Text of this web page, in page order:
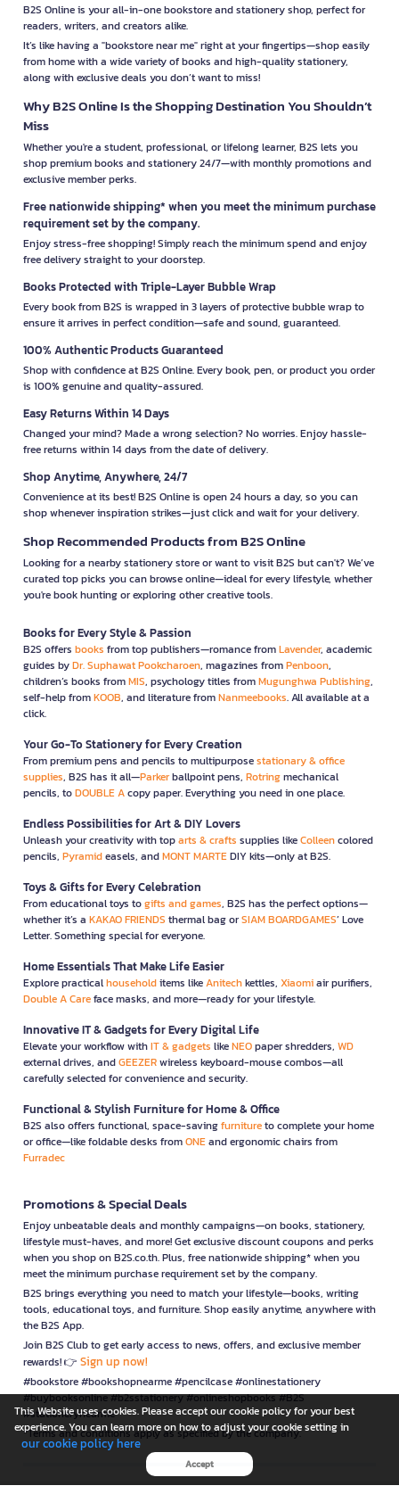
B2S Online is your all-in-one bookstore and stationery shop, perfect for
readers, writers, and creators alike.
It’s like having a "bookstore near me" right at your fingertips—shop easily
from home with a wide variety of books and high-quality stationery,
along with exclusive deals you don’t want to miss!
Why B2S Online Is the Shopping Destination You Shouldn’t
Miss
Whether you're a student, professional, or lifelong learner, B2S lets you
shop premium books and stationery 24/7—with monthly promotions and
exclusive member perks.
Free nationwide shipping* when you meet the minimum purchase
requirement set by the company.
Enjoy stress-free shopping! Simply reach the minimum spend and enjoy
free delivery straight to your doorstep.
Books Protected with Triple-Layer Bubble Wrap
Every book from B2S is wrapped in 3 layers of protective bubble wrap to
ensure it arrives in perfect condition—safe and sound, guaranteed.
100% Authentic Products Guaranteed
Shop with confidence at B2S Online. Every book, pen, or product you order
is 100% genuine and quality-assured.
Easy Returns Within 14 Days
Changed your mind? Made a wrong selection? No worries. Enjoy hassle-
free returns within 14 days from the date of delivery.
Shop Anytime, Anywhere, 24/7
Convenience at its best! B2S Online is open 24 hours a day, so you can
shop whenever inspiration strikes—just click and wait for your delivery.
Shop Recommended Products from B2S Online
Looking for a nearby stationery store or want to visit B2S but can't? We’ve
curated top picks you can browse online—ideal for every lifestyle, whether
you're book hunting or exploring other creative tools.
Books for Every Style & Passion
B2S offers books from top publishers—romance fromLavender, academic
guides byDr. Suphawat Pookcharoen, magazines fromPenboon,
children’s books fromMIS, psychology titles fromMugunghwa Publishing,
self-help fromKOOB, and literature fromNanmeebooks. All available at a
click.
Your Go-To Stationery for Every Creation
From premium pens and pencils to multipurposestationary & office
supplies, B2S has it all—Parkerballpoint pens, Rotringmechanical
pencils, toDOUBLE Acopy paper. Everything you need in one place.
Endless Possibilities for Art & DIY Lovers
Unleash your creativity with toparts & crafts supplies likeColleencolored
pencils, Pyramideasels, andMONT MARTEDIY kits—only at B2S.
Toys & Gifts for Every Celebration
From educational toys togifts and games, B2S has the perfect options—
whether it’s a KAKAO FRIENDS thermal bag orSIAM BOARDGAMES’ Love
Letter. Something special for everyone.
Home Essentials That Make Life Easier
Explore practicalhouseholditems likeAnitechkettles, Xiaomiair purifiers,
Double A Careface masks, and more—ready for your lifestyle.
Innovative IT & Gadgets for Every Digital Life
Elevate your workflow withIT & gadgets likeNEOpaper shredders, WD
external drives, andGEEZERwireless keyboard-mouse combos—all
carefully selected for convenience and security.
Functional & Stylish Furniture for Home & Office
B2S also offers functional, space-savingfurnitureto complete your home
or office—like foldable desks fromONEand ergonomic chairs from
Furradec
Promotions & Special Deals
Enjoy unbeatable deals and monthly campaigns—on books, stationery,
lifestyle must-haves, and more! Get exclusive discount coupons and perks
when you shop on B2S.co.th. Plus, free nationwide shipping* when you
meet the minimum purchase requirement set by the company.
B2S brings everything you need to match your lifestyle—books, writing
tools, educational toys, and furniture. Shop easily anytime, anywhere with
the B2S App.
Join B2S Club to get early access to news, offers, and exclusive member
rewards! 👉 Sign up now!
#bookstore #bookshopnearme #pencilcase #onlinestationery
#buybooksonline #b2sstationery #onlineshopbooks #B2S
#stationerynearme
*Terms and conditions apply as specified by the company.
This Website uses cookies. Please accept our cookie policy for your best
experience. You can learn more on how to adjust your cookie setting in
our cookie policy here
Accept